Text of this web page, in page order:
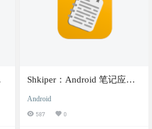
Shkiper：Android 笔记应
Android
587 0